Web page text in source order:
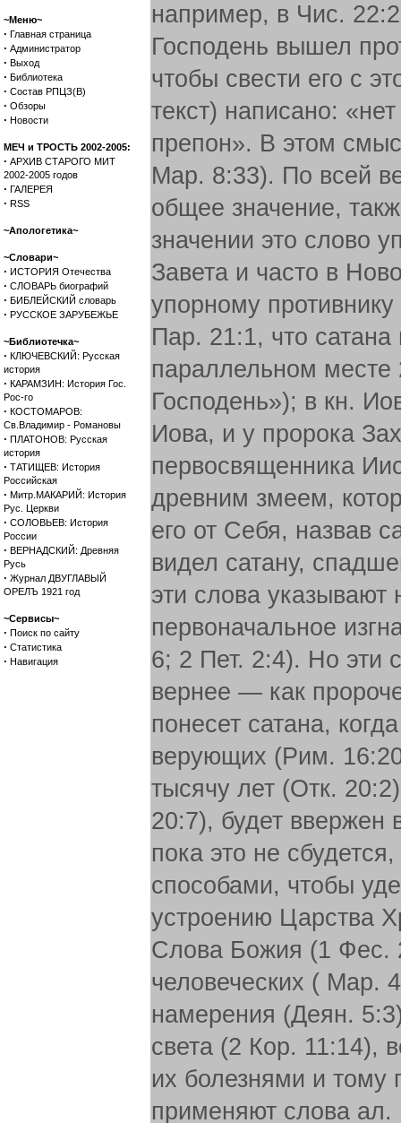
~Меню~
· Главная страница
· Администратор
· Выход
· Библиотека
· Состав РПЦЗ(В)
· Обзоры
· Новости
МЕЧ и ТРОСТЬ 2002-2005:
· АРХИВ СТАРОГО МИТ
2002-2005 годов
· ГАЛЕРЕЯ
· RSS
~Апологетика~
~Словари~
· ИСТОРИЯ Отечества
· СЛОВАРЬ биографий
· БИБЛЕЙСКИЙ словарь
· РУССКОЕ ЗАРУБЕЖЬЕ
~Библиотечка~
· КЛЮЧЕВСКИЙ: Русская
история
· КАРАМЗИН: История Гос.
Рос-го
· КОСТОМАРОВ:
Св.Владимир - Романовы
· ПЛАТОНОВ: Русская
история
· ТАТИЩЕВ: История
Российская
· Митр.МАКАРИЙ: История
Рус. Церкви
· СОЛОВЬЕВ: История
России
· ВЕРНАДСКИЙ: Древняя
Русь
· Журнал ДВУГЛАВЫЙ
ОРЕЛЪ 1921 год
~Сервисы~
· Поиск по сайту
· Статистика
· Навигация
например, в Чис.
Господень вышел
чтобы свести его с
текст) написано:
препон». В этом
Map. 8:33). По всей
общее значение,
значении это слово
Завета и часто в
упорному
Пар. 21:1, что
параллельном месте
Господень»); в кн.
Иова, и у пророка
первосвященника
древним змеем,
его от Себя, назвав
видел сатану,
эти слова указывают
первоначальное
6; 2 Пет. 2:4). Но эти
вернее — как
понесет сатана,
верующих (Рим.
тысячу лет (Отк.
20:7), будет ввержен
пока это не
способами, чтобы
устроению Царства
Слова Божия (1 Фес.
человеческих ( Map.
намерения (Деян.
света (2 Кор. 11:14),
их болезнями и тому
применяют слова